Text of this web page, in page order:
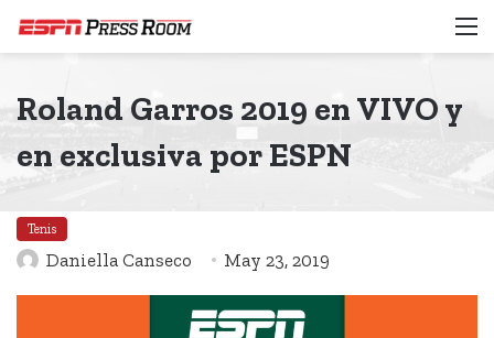
Roland Garros 2019 en VIVO y
en exclusiva por ESPN
Tenis
Daniella Canseco May 23, 2019